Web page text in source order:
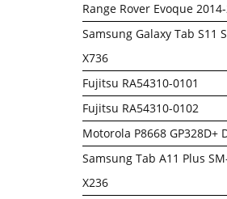
Range Rover Evoque
Samsung Galaxy Tab S11
X736
Fujitsu RA54310-0101
Fujitsu RA54310-0102
Motorola P8668 GP328D+
Samsung Tab A11 Plus
X236